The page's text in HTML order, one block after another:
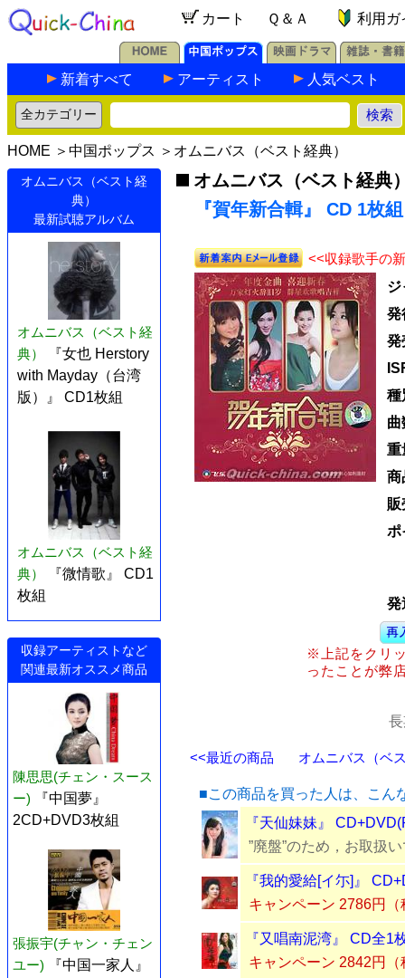
カート Ｑ＆Ａ 利用ガ
新着すべて アーティスト 人気ベスト
HOME ＞ 中国ポップス ＞ オムニバス（ベスト経典）
オムニバス（ベスト経
典）
最新試聴アルバム
オムニバス（ベスト経
典）
『女也 Herstory
with Mayday（台湾
版）』 CD1枚組
オムニバス（ベスト経
典）
『微情歌』 CD1
枚組
収録アーティストなど
関連最新オススメ商品
陳思思(チェン・スース
ー)
『中国夢』
2CD+DVD3枚組
張振宇(チャン・チェン
ユー)
『中国一家人』
オムニバス（ベスト経典
『賀年新合輯』 CD 1枚組
<<収録歌手の
ジ
発
発
種
曲
重
商
販
ポ
発
※上記をクリ
ったことが弊
<<最近の商品 オムニバス（ベ
■この商品を買った人は、こん
『天仙妹妹』
”廃盤”のため，お取扱
『我的愛給[イ尓]』
キャンペーン 2786円（
『又唱南泥湾』 CD全1
キャンペーン 2842円（